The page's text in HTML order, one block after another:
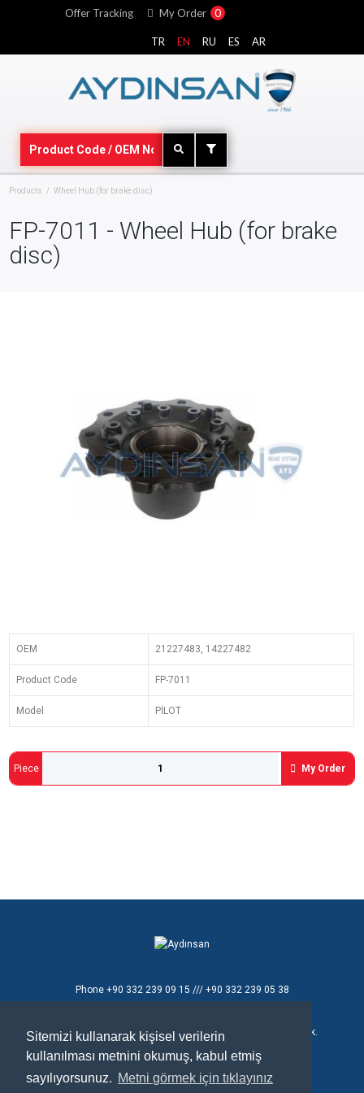
Sitemizi kullanarak kişisel verilerin
kullanılması metnini okumuş, kabul etmiş
sayılıyorsunuz. Metni görmek için tıklayınız
Offer Tracking My Order 0
TR EN RU ES AR
Products Wheel Hub (for brake disc)
FP-7011 - Wheel Hub (for brake
disc)
OEM 21227483, 14227482
Product Code FP-7011
Model PİLOT
Piece My Order
Phone+90 332 239 09 15 /// +90 332 239 05 38
Konya Organize Sanayi Bölgesi T.Ziyaeddin Cad. 8 No'lu Sok.
Selçuklu / Konya / TÜRKİYE